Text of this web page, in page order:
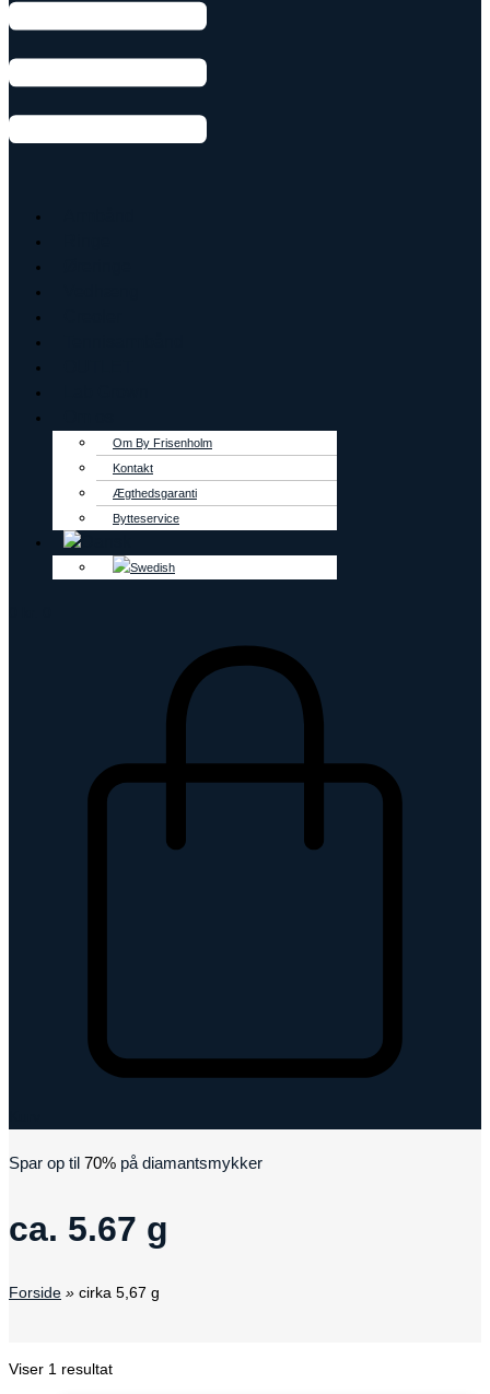
Om By Frisenholm
Kontakt
Ægthedsgaranti
Bytteservice
Spar op til 70% på diamantsmykker
ca. 5.67 g
Forside » cirka 5,67 g
Viser 1 resultat